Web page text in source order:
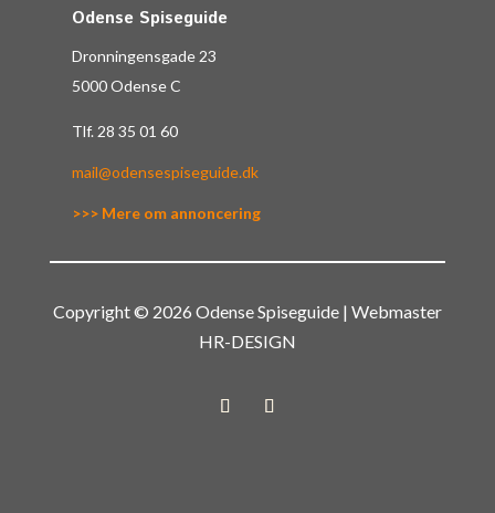
Odense Spiseguide
Dronningensgade 23
5000 Odense C
Tlf. 28 35 01 60
mail@odensespiseguide.dk
>>> Mere om annoncering
Copyright © 2026 Odense Spiseguide | Webmaster
HR-DESIGN